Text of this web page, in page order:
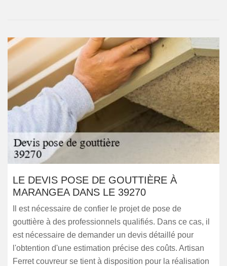
LE DEVIS POSE DE GOUTTIÈRE À
MARANGEA DANS LE 39270
Il est nécessaire de confier le projet de pose de
gouttière à des professionnels qualifiés. Dans ce cas, il
est nécessaire de demander un devis détaillé pour
l'obtention d'une estimation précise des coûts. Artisan
Ferret couvreur se tient à disposition pour la réalisation